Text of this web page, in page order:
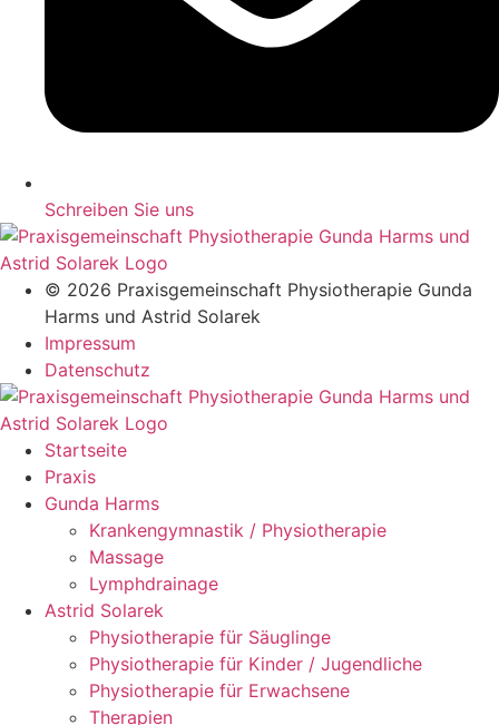
Schreiben Sie uns
© 2026 Praxisgemeinschaft Physiotherapie Gunda
Harms und Astrid Solarek
Impressum
Datenschutz
Startseite
Praxis
Gunda Harms
Krankengymnastik / Physiotherapie
Massage
Lymphdrainage
Astrid Solarek
Physiotherapie für Säuglinge
Physiotherapie für Kinder / Jugendliche
Physiotherapie für Erwachsene
Therapien